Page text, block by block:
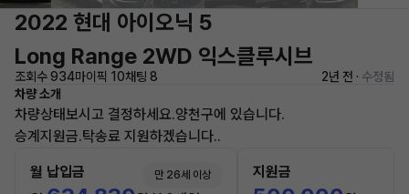
2022 현대 아이오닉 5
Long Range 2WD 익스클루시브
조회수 934마이픽 10채팅 8 2년 전 · 수정됨
차량 소개
차량상태보시고 결정하세요.양천구에 있습니다.
승계지원금.탁송료 지원하겠습니다..
월 납입금 만 26세 이상 지원금